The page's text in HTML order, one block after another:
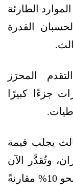
يقيم الموارد الطارئة
القدرة
المحرَز
جزءًا كبيرًا
يجلب قيمة
وتُقدَّر الآن
بنحو 12.5 مليار دولار، بزيادة قدرها نحو 10% مقارنةً